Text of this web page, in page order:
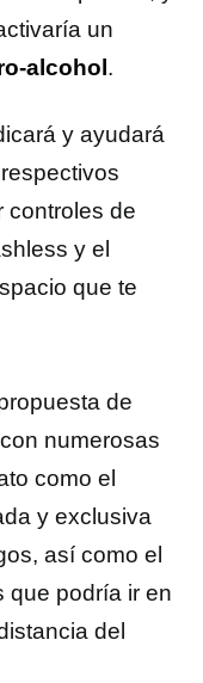
un
alcohol.
y ayudará
controles de
y el
que te
de
numerosas
como el
y exclusiva
así como el
que podría ir en
del